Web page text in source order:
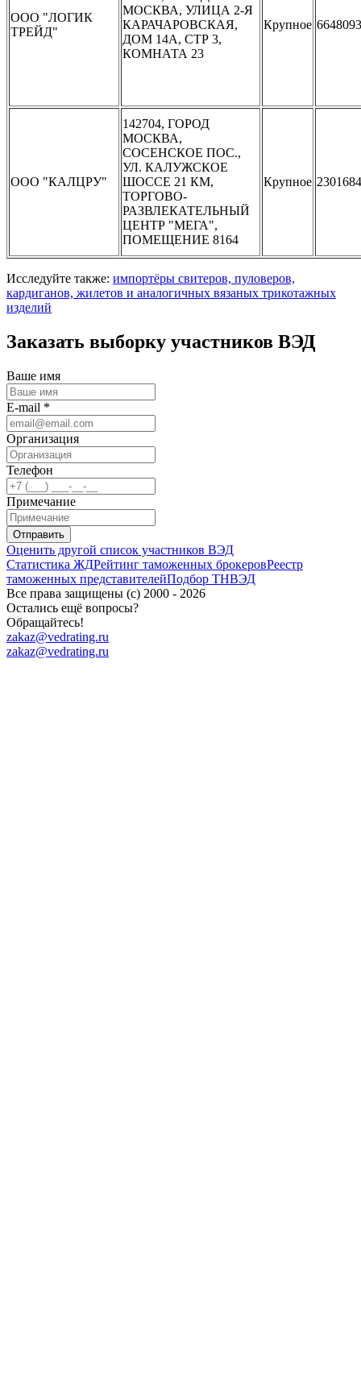
ООО "ЛОГИК
ТРЕЙД"
МОСКВА, УЛИЦА 2-Я
КАРАЧАРОВСКАЯ,
ДОМ 14А, СТР 3,
КОМНАТА 23
Крупное 6648093
ООО "КАЛЦРУ"
142704, ГОРОД
МОСКВА,
СОСЕНСКОЕ ПОС.,
УЛ. КАЛУЖСКОЕ
ШОССЕ 21 КМ,
ТОРГОВО-
РАЗВЛЕКАТЕЛЬНЫЙ
ЦЕНТР "МЕГА",
ПОМЕЩЕНИЕ 8164
Крупное
Исследуйте также: импортёры свитеров, пуловеров,
кардиганов, жилетов и аналогичных вязаных трикотажных
изделий
Заказать выборку участников ВЭД
Ваше имя
E-mail *
Организация
Телефон
Примечание
Отправить
Оценить другой список участников ВЭД
Статистика ЖДРейтинг таможенных брокеровРеестр
таможенных представителейПодбор ТНВЭД
Все права защищены (с) 2000 - 2026
Остались ещё вопросы?
Обращайтесь!
zakaz@vedrating.ru
zakaz@vedrating.ru